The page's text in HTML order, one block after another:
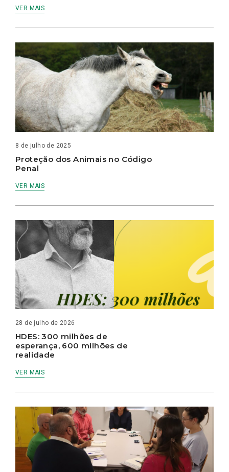
VER MAIS
8 de julho de 2025
Proteção dos Animais no Código
Penal
VER MAIS
28 de julho de 2026
HDES: 300 milhões de
esperança, 600 milhões de
realidade
VER MAIS